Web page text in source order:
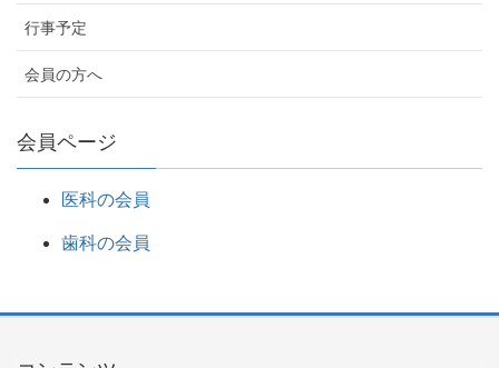
行事予定
会員の方へ
会員ページ
医科の会員
歯科の会員